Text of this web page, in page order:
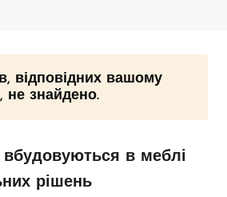
відповідних вашому
не знайдено.
вбудовуються в меблі
рішень